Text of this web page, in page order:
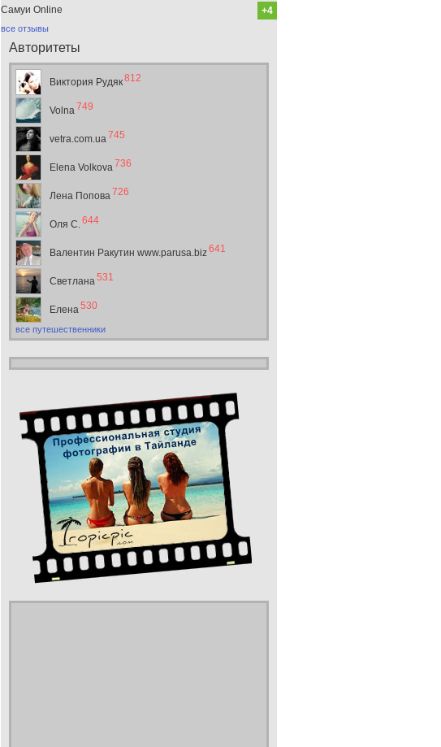
+4
Самуи Online
все отзывы
Авторитеты
Виктория Рудяк812
Volna749
vetra.com.ua745
Elena Volkova736
Лена Попова726
Оля С.644
Валентин Ракутин www.parusa.biz641
Светлана531
Елена530
все путешественники